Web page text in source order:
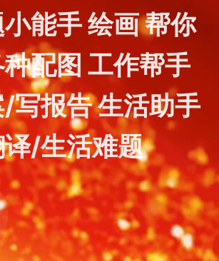
能手 绘画 帮你
配图 工作帮手
写报告 生活助手
/生活难题